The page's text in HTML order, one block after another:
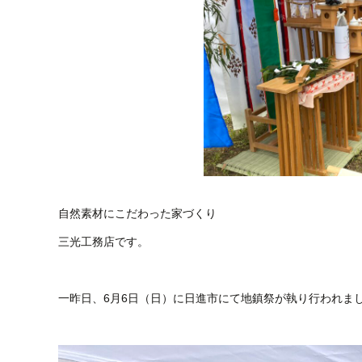
自然素材にこだわった家づくり
三光工務店です。
一昨日、6月6日（日）に日進市にて地鎮祭が執り行われま